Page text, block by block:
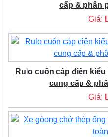
cấp & phân
Giá:
Rulo cuốn cáp điện
cung cấp &
Giá: